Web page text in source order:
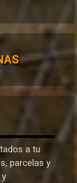
a tu
parcelas y
y